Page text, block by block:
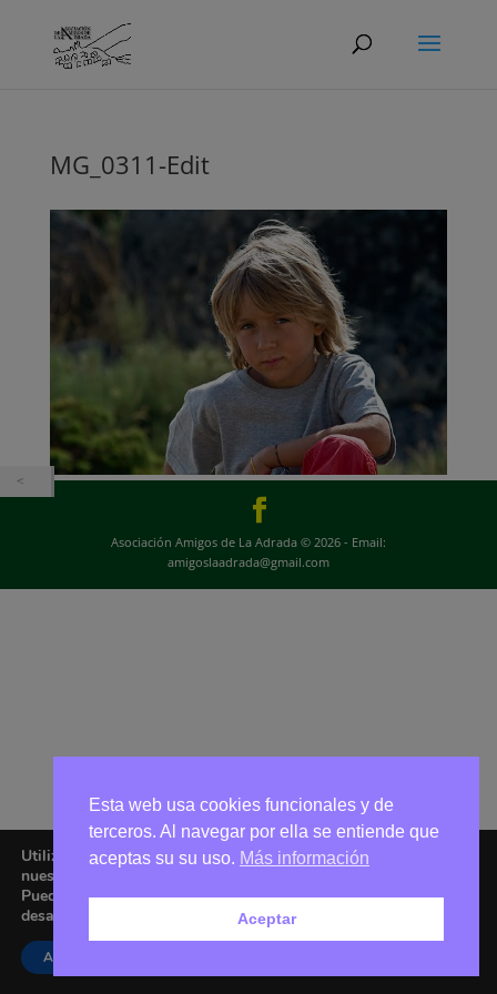
MG_0311-Edit
Asociación Amigos de La Adrada © 2026 - Email:
amigoslaadrada@gmail.com
Utilizamos cookies para ofrecerte la mejor experiencia en
nuestra web.
Puedes aprender más sobre qué cookies utilizamos o
desactivarlas en los
Aceptar
Esta web usa cookies funcionales y de
terceros. Al navegar por ella se entiende que
aceptas su su uso. Más información
Aceptar